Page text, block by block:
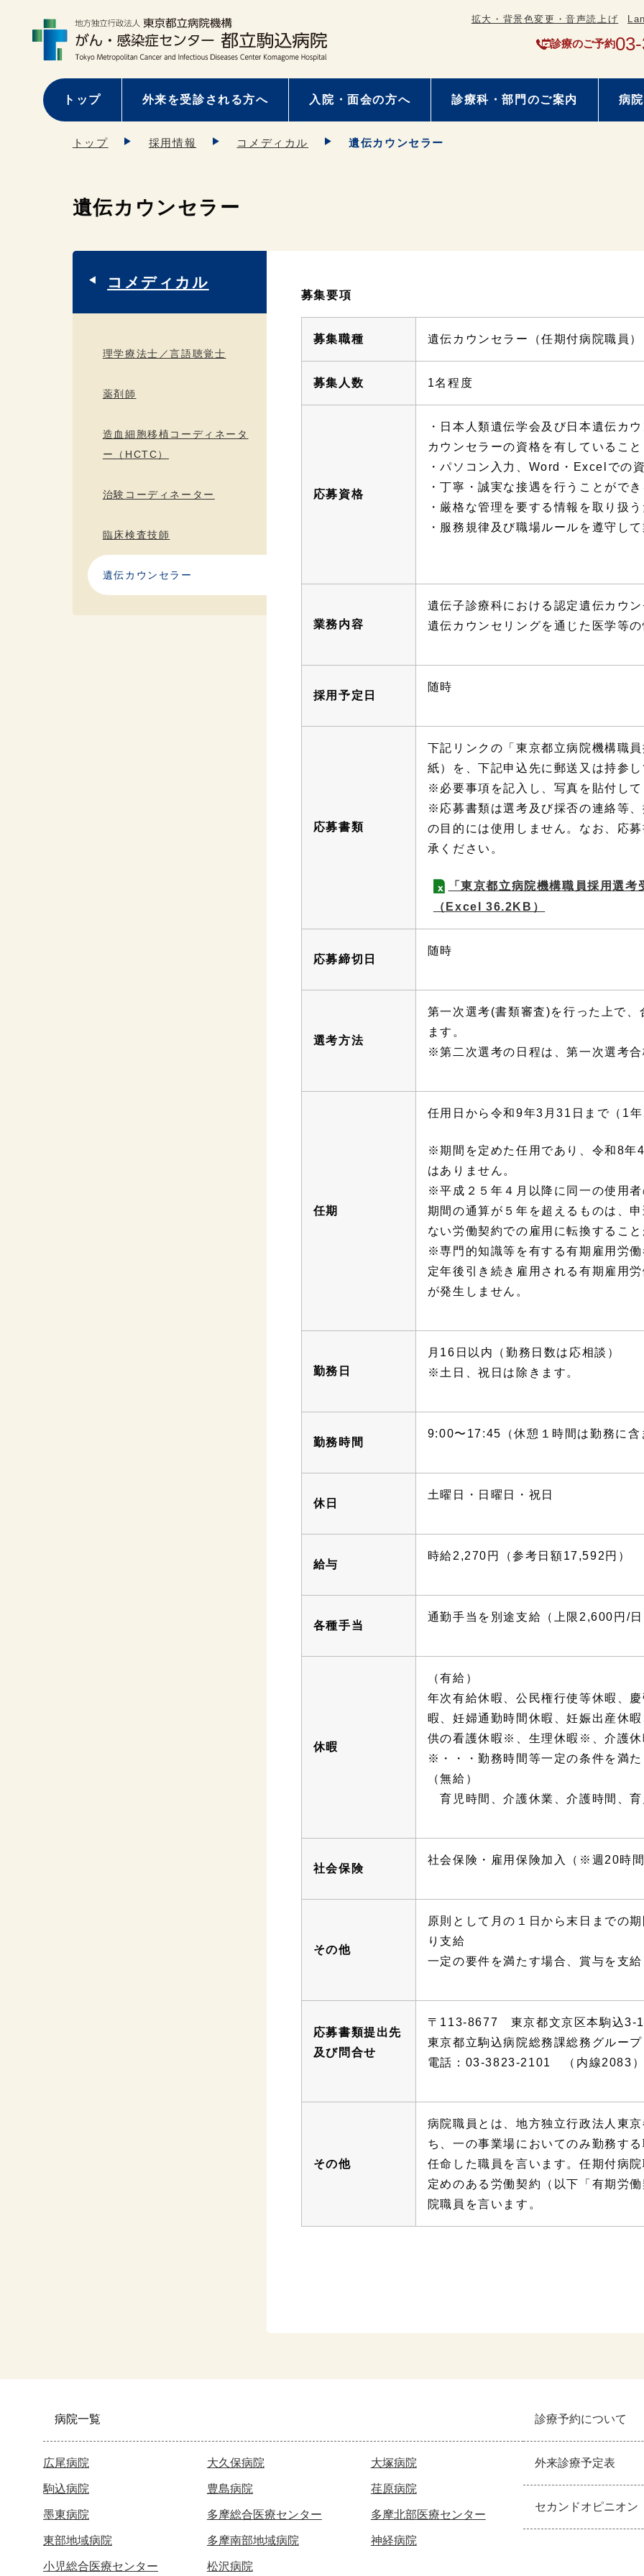
拡大・背景色変更・音声読上げ
診療のご予約
トップ 外来を受診される方へ 入院・面会の方へ 診療科・部門のご案内 病
トップ 採用情報 コメディカル 遺伝カウンセラー
遺伝カウンセラー
募集要項
募集職種 遺伝カウンセラー（任期付病院職員）
募集人数 1名程度
応募資格
・日本人類遺伝学会及び日本遺伝カ
カウンセラーの資格を有していること
・パソコン入力、Word・Excelでの
・丁寧・誠実な接遇を行うことがで
・厳格な管理を要する情報を取り扱
・服務規律及び職場ルールを遵守し
業務内容
遺伝子診療科における認定遺伝カウ
遺伝カウンセリングを通じた医学等
採用予定日
随時
応募書類
下記リンクの「東京都立病院機構職
紙）を、下記申込先に郵送又は持参し
※必要事項を記入し、写真を貼付して
※応募書類は選考及び採否の連絡等
の目的には使用しません。なお、応
承ください。
「東京都立病院機構職員採用選
（Excel 36.2KB）
応募締切日
随時
選考方法
第一次選考(書類審査)を行った上で
ます。
※第二次選考の日程は、第一次選考合
任期
任用日から令和9年3月31日まで（1年
※期間を定めた任用であり、令和8年
はありません。
※平成２５年４月以降に同一の使用
期間の通算が５年を超えるものは、
ない労働契約での雇用に転換すること
※専門的知識等を有する有期雇用労
定年後引き続き雇用される有期雇用
が発生しません。
勤務日
月16日以内（勤務日数は応相談）
※土日、祝日は除きます。
勤務時間
9:00〜17:45（休憩１時間は勤務に含
休日
土曜日・日曜日・祝日
給与
時給2,270円（参考日額17,592円）
各種手当
通勤手当を別途支給（上限2,600円/日
休暇
（有給）
年次有給休暇、公民権行使等休暇、
暇、妊婦通勤時間休暇、妊娠出産休
供の看護休暇※、生理休暇※、介護
※・・・勤務時間等一定の条件を満
（無給）
育児時間、介護休業、介護時間、
社会保険
社会保険・雇用保険加入（※週20時間
その他
原則として月の１日から末日までの
り支給
一定の要件を満たす場合、賞与を支
応募書類提出先
及び問合せ
〒113-8677 東京都文京区本駒込3-
東京都立駒込病院総務課総務グルー
電話：03-3823-2101 （内線2083）
その他
病院職員とは、地方独立行政法人東
ち、一の事業場においてのみ勤務す
任命した職員を言います。任期付病
定めのある労働契約（以下「有期労
院職員を言います。
コメディカル
理学療法士／言語聴覚士
薬剤師
造血細胞移植コーディネータ
ー（HCTC）
治験コーディネーター
臨床検査技師
遺伝カウンセラー
病院一覧
広尾病院 大久保病院 大塚病院
駒込病院 豊島病院 荏原病院
墨東病院 多摩総合医療センター 多摩北部医療センター
東部地域病院 多摩南部地域病院 神経病院
小児総合医療センター 松沢病院
診療予約について
外来診療予定表
セカンドオピニオン